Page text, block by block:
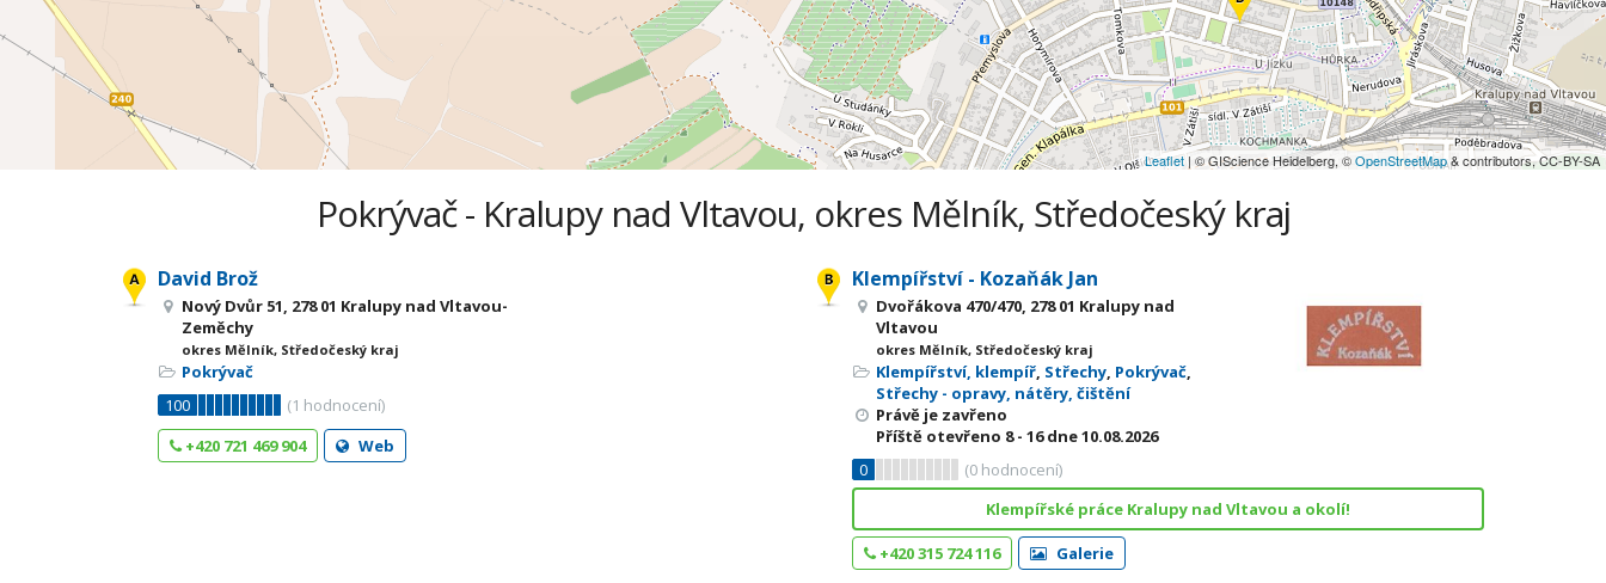
Leaflet| © GIScience Heidelberg, ©OpenStreetMap& contributors, CC-BY-SA
Pokrývač - Kralupy nad Vltavou, okres Mělník, Středočeský kraj
David Brož
Nový Dvůr 51, 278 01 Kralupy nad Vltavou-
Zeměchy
okres Mělník, Středočeský kraj
Pokrývač
100
(1 hodnocení)
+420 721 469 904
Web
Klempířství - Kozaňák Jan
Dvořákova 470/470, 278 01 Kralupy nad
Vltavou
okres Mělník, Středočeský kraj
Klempířství, klempíř, Střechy, Pokrývač,
Střechy - opravy, nátěry, čištění
Právě je zavřeno
Příště otevřeno 8 - 16dne 10.08.2026
0
(0 hodnocení)
Klempířské práce Kralupy nad Vltavou a okolí!
+420 315 724 116 Galerie